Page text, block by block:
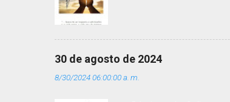
30 de agosto de 2024
8/30/2024 06:00:00 a. m.